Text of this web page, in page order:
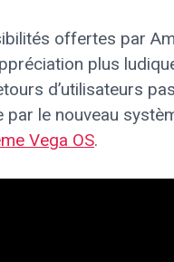
offertes par
plus
d’utilisateurs
le nouveau
Vega OS.